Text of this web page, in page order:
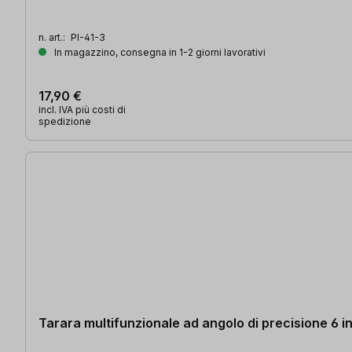
n. art.: PI-41-3
In magazzino, consegna in 1-2 giorni lavorativi
17,90 €
incl. IVA più costi di
spedizione
Tarara multifunzionale ad angolo di precisione 6